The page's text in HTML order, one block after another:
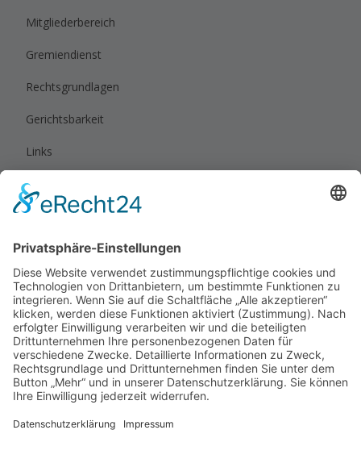
Mitgliederbereich
Gremiendienst
Rechtsgrundlagen
Gerichtsbarkeit
Links
Datenschutz
Privatsphäre-Einstellungen
Cookie-Einstellungen